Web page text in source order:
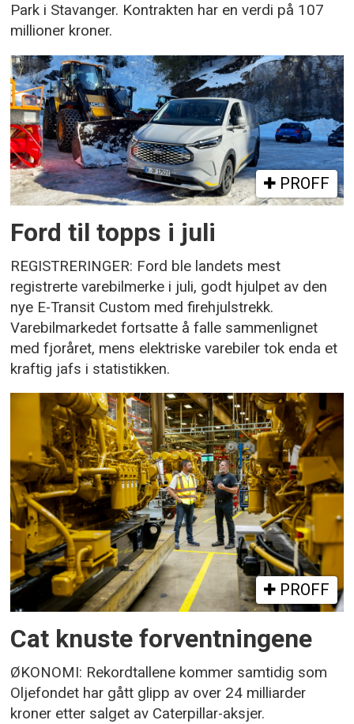
Park i Stavanger. Kontrakten har en verdi på 107
millioner kroner.
PROFF
Ford til topps i juli
REGISTRERINGER: Ford ble landets mest
registrerte varebilmerke i juli, godt hjulpet av den
nye E-Transit Custom med firehjulstrekk.
Varebilmarkedet fortsatte å falle sammenlignet
med fjoråret, mens elektriske varebiler tok enda et
kraftig jafs i statistikken.
PROFF
Cat knuste forventningene
ØKONOMI: Rekordtallene kommer samtidig som
Oljefondet har gått glipp av over 24 milliarder
kroner etter salget av Caterpillar-aksjer.